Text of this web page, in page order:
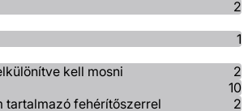
2
1
kell mosni
2
10
tartalmazó fehérítőszerrel
2